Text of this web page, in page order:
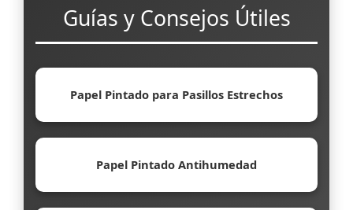
Guías y Consejos Útiles
Papel Pintado para Pasillos Estrechos
Papel Pintado Antihumedad